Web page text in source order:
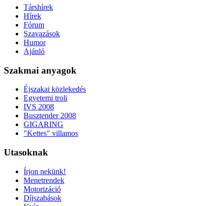
Társhírek
Hírek
Fórum
Szavazások
Humor
Ajánló
Szakmai anyagok
Éjszakai közlekedés
Egyetemi troli
IVS 2008
Busztender 2008
GIGARING
"Kettes" villamos
Utasoknak
Írjon nekünk!
Menetrendek
Motorizáció
Díjszabások